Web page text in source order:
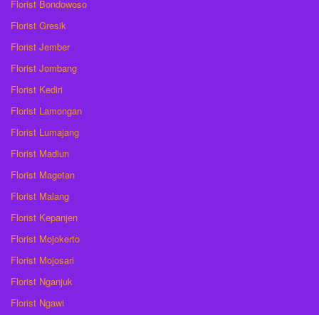
Florist Bondowoso
Florist Gresik
Florist Jember
Florist Jombang
Florist Kediri
Florist Lamongan
Florist Lumajang
Florist Madiun
Florist Magetan
Florist Malang
Florist Kepanjen
Florist Mojokerto
Florist Mojosari
Florist Nganjuk
Florist Ngawi